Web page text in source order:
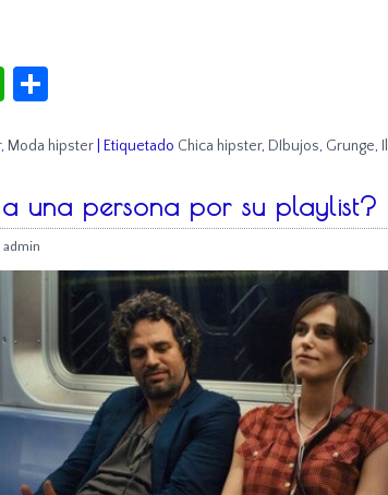
WhatsApp
Compartir
, Moda hipster| Etiquetado Chica hipster, DIbujos, Grunge,
a una persona por su playlist?
admin